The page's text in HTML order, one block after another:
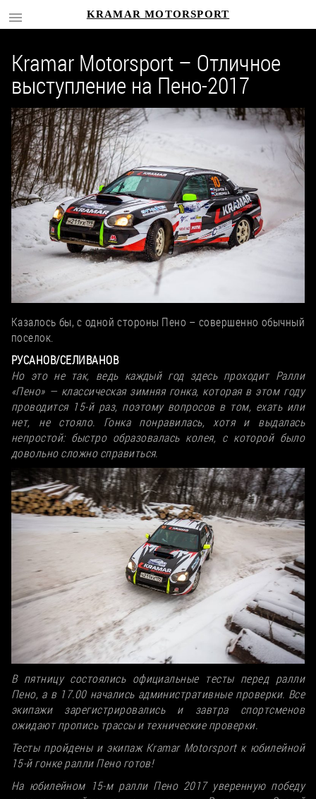
KRAMAR MOTORSPORT
Kramar Motorsport – Отличное
выступление на Пено-2017
Казалось бы, с одной стороны Пено – совершенно обычный
поселок.
РУСАНОВ/СЕЛИВАНОВ
Но это не так, ведь каждый год здесь проходит Ралли
«Пено» — классическая зимняя гонка, которая в этом году
проводится 15-й раз, поэтому вопросов в том, ехать или
нет, не стояло. Гонка понравилась, хотя и выдалась
непростой: быстро образовалась колея, с которой было
довольно сложно справиться.
В пятницу состоялись официальные тесты перед ралли
Пено, а в 17.00 начались административные проверки. Все
экипажи зарегистрировались и завтра спортсменов
ожидают пропись трассы и технические проверки.
Тесты пройдены и экипаж Kramar Motorsport к юбилейной
15-й гонке ралли Пено готов!
На юбилейном 15-м ралли Пено 2017 уверенную победу